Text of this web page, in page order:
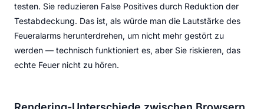
testen. Sie reduzieren False Positives durch Reduktion der
Testabdeckung. Das ist, als würde man die Lautstärke des
Feueralarms herunterdrehen, um nicht mehr gestört zu
werden — technisch funktioniert es, aber Sie riskieren, das
echte Feuer nicht zu hören.